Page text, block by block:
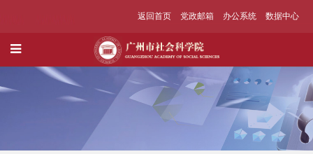
返回首页 党政邮箱 办公系统 数据中心